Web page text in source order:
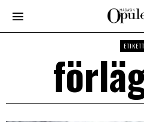
ETIKETT